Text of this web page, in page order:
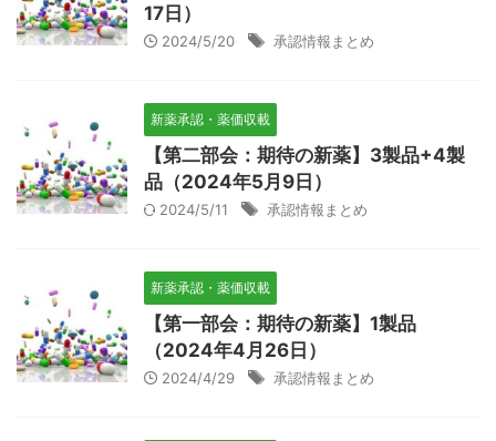
17日）
2024/5/20 承認情報まとめ
新薬承認・薬価収載
【第二部会：期待の新薬】3製品+4製
品（2024年5月9日）
2024/5/11 承認情報まとめ
新薬承認・薬価収載
【第一部会：期待の新薬】1製品
（2024年4月26日）
2024/4/29 承認情報まとめ